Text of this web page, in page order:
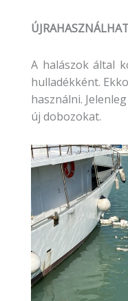
A halászok által
hulladékként.
használni.
új dobozokat.